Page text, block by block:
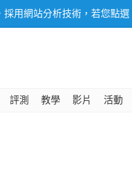
用網站分析技術，若您點
評測 教學 影片 活動